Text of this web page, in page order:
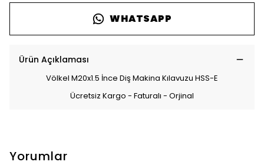
WHATSAPP
Ürün Açıklaması
Völkel M20x1.5 İnce Diş Makina Kılavuzu HSS-E
Ücretsiz Kargo - Faturalı - Orjinal
Yorumlar